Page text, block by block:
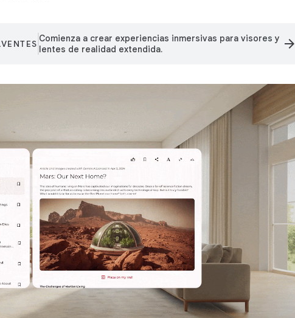
Comienza a crear experiencias inmersivas para visores y
lentes de realidad extendida.
arrow_forward